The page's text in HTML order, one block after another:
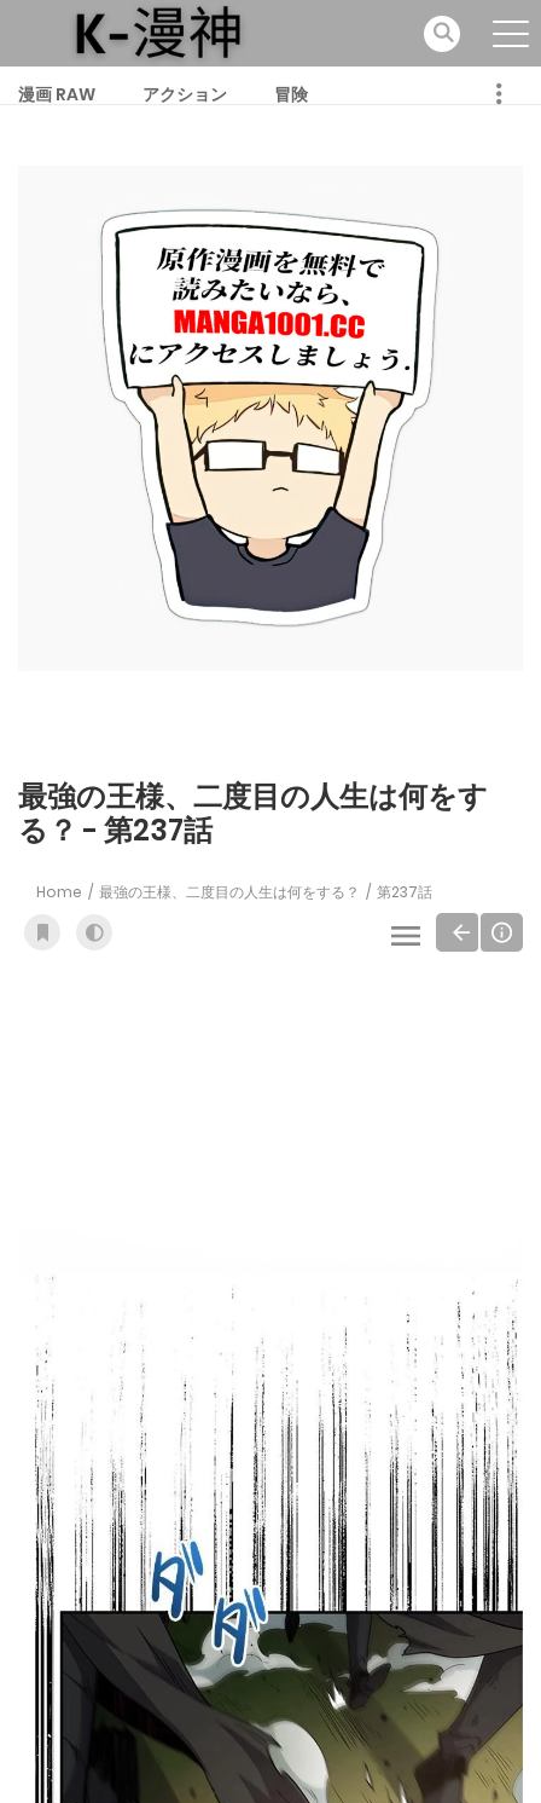
漫画 RAW アクション 冒険
最強の王様、二度目の人生は何をす
る？ - 第237話
Home 最強の王様、二度目の人生は何をする？ 第237話